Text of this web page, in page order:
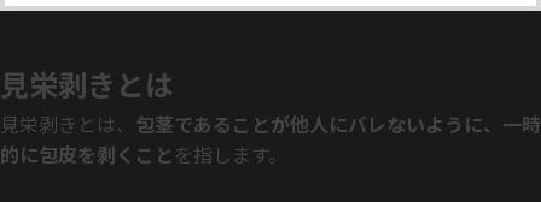
見栄剥きとは
見栄剥きとは、 包茎であることが他人にバレないように、一時
的に包皮を剥くこと を指します。